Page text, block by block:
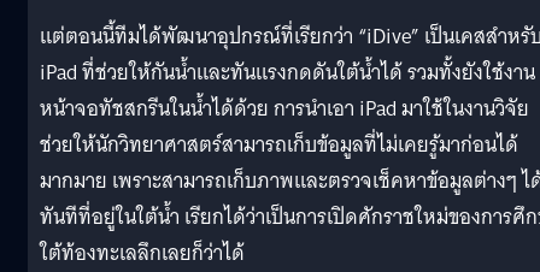
แต่ตอนนี้ทีมได้พัฒนาอุปกรณ์ที่เรียกว่า “iDive” เป็นเคสสำหรั
iPad ที่ช่วยให้กันน้ำและทันแรงกดดันใต้น้ำได้ รวมทั้งยังใช้งาน
หน้าจอทัชสกรีนในน้ำได้ด้วย การนำเอา iPad มาใช้ในงานวิจัย
ช่วยให้นักวิทยาศาสตร์สามารถเก็บข้อมูลที่ไม่เคยรู้มาก่อนได้
มากมาย เพราะสามารถเก็บภาพและตรวจเช็คหาข้อมูลต่างๆ ไ
ทันทีที่อยู่ในใต้น้ำ เรียกได้ว่าเป็นการเปิดศักราชใหม่ของการศึ
ใต้ท้องทะเลลึกเลยก็ว่าได้